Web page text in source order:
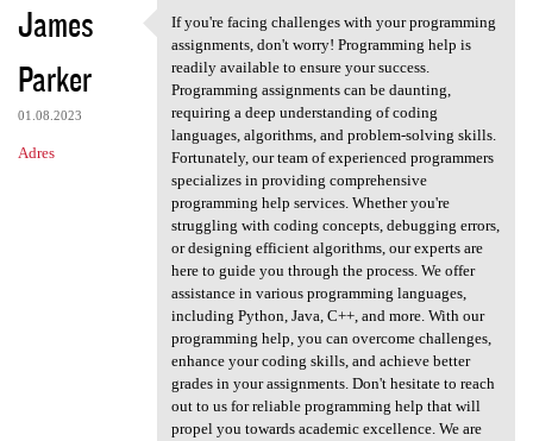
James
Parker
01.08.2023
Adres
If you're facing challenges
If you're facing challenges with your programming
assignments, don't worry! Programming help is
readily available to ensure your success.
Programming assignments can be daunting,
requiring a deep understanding of coding
languages, algorithms, and problem-solving skills.
Fortunately, our team of experienced programmers
specializes in providing comprehensive
programming help services. Whether you're
struggling with coding concepts, debugging errors,
or designing efficient algorithms, our experts are
here to guide you through the process. We offer
assistance in various programming languages,
including Python, Java, C++, and more. With our
programming help, you can overcome challenges,
enhance your coding skills, and achieve better
grades in your assignments. Don't hesitate to reach
out to us for reliable programming help that will
propel you towards academic excellence. We are